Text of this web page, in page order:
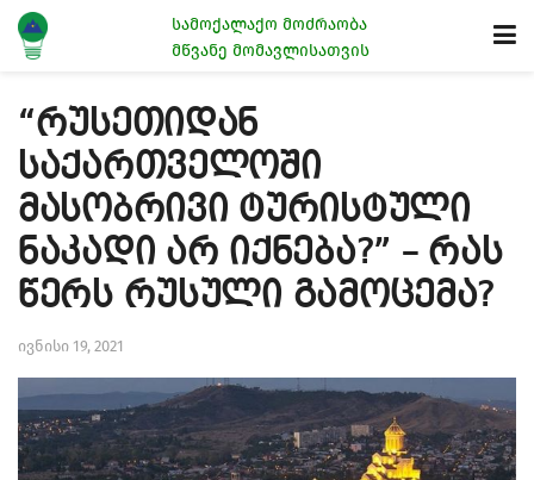
სამოქალაქო მოძრაობა
მწვანე მომავლისათვის
“რუსეთიდან
საქართველოში
მასობრივი ტურისტული
ნაკადი არ იქნება?” – რას
წერს რუსული გამოცემა?
ივნისი 19, 2021